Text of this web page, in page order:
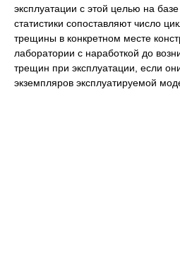
эксплуатации с этой целью на
статистики сопоставляют число
трещины в конкретном месте
лаборатории с наработкой до
трещин при эксплуатации, если
экземпляров эксплуатируемой